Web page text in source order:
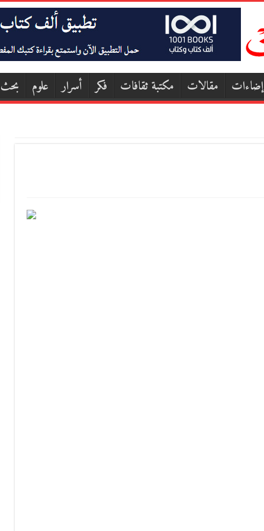
إضاءات مقالات مكتبة ثقافات فكر أسرار علوم بحث